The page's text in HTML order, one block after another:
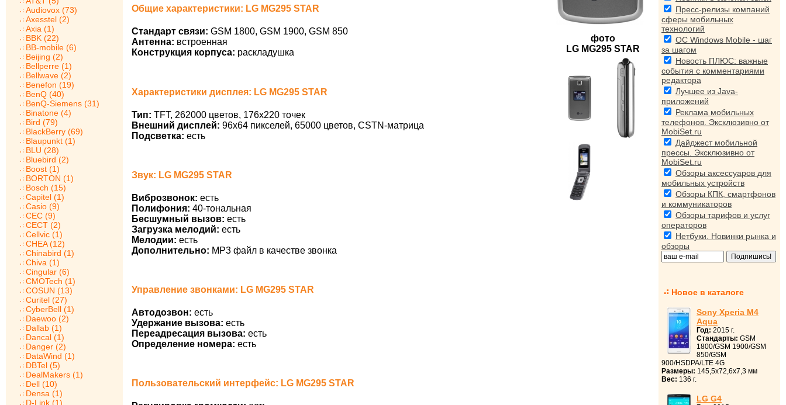
Audiovox (73)
Axesstel (2)
Axia (1)
BBK (22)
BB-mobile (6)
Beijing (2)
Bellperre (1)
Bellwave (2)
Benefon (19)
BenQ (40)
BenQ-Siemens (31)
Binatone (4)
Bird (79)
BlackBerry (69)
Blaupunkt (1)
BLU (28)
Bluebird (2)
Boost (1)
BORTON (1)
Bosch (15)
Capitel (1)
Casio (9)
CEC (9)
CECT (2)
Cellvic (1)
CHEA (12)
Chinabird (1)
Chiva (1)
Cingular (6)
CMOTech (1)
COSUN (13)
Curitel (27)
CyberBell (1)
Daewoo (2)
Dallab (1)
Dancal (1)
Danger (2)
DataWind (1)
DBTel (5)
DealMakers (1)
Dell (10)
Densa (1)
D-Link (1)
фото
LG MG295 STAR
Общие характеристики: LG MG295 STAR
Стандарт связи: GSM 1800, GSM 1900, GSM 850
Антенна: встроенная
Конструкция корпуса: раскладушка
Характеристики дисплея: LG MG295 STAR
Тип: TFT, 262000 цветов, 176х220 точек
Внешний дисплей: 96x64 пикселей, 65000 цветов, CSTN-матрица
Подсветка: есть
Звук: LG MG295 STAR
Виброзвонок: есть
Полифония: 40-тональная
Бесшумный вызов: есть
Загрузка мелодий: есть
Мелодии: есть
Дополнительно: MP3 файл в качестве звонка
Управление звонками: LG MG295 STAR
Автодозвон: есть
Удержание вызова: есть
Переадресация вызова: есть
Определение номера: есть
Пользовательский интерфейс: LG MG295 STAR
Пресс-релизы компаний
сферы мобильных
технологий
ОС Windows Mobile - шаг
за шагом
Новость ПЛЮС: важные
события с комментариями
редактора
Лучшее из Java-
приложений
Реклама мобильных
телефонов. Эксклюзивно от
MobiSet.ru
Дайджест мобильной
прессы. Эксклюзивно от
MobiSet.ru
Обзоры аксессуаров для
мобильных устройств
Обзоры КПК, смартфонов
и коммуникаторов
Обзоры тарифов и услуг
операторов
Нетбуки. Новинки рынка и
обзоры
Новое в каталоге
Sony Xperia M4
Aqua
Год: 2015 г.
Стандарты: GSM
1800/GSM 1900/GSM
850/GSM
900/HSDPA/LTE 4G
Размеры: 145,5x72,6x7,3 мм
Вес: 136 г.
LG G4